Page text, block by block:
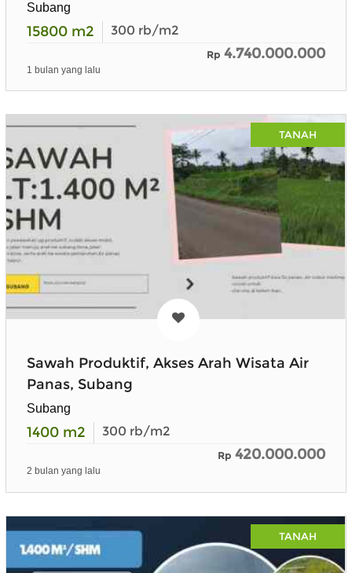
Subang
15800 m2 300 rb/m2
Rp 4.740.000.000
1 bulan yang lalu
TANAH
Sawah Produktif, Akses Arah Wisata Air
Panas, Subang
Subang
1400 m2 300 rb/m2
Rp 420.000.000
2 bulan yang lalu
TANAH